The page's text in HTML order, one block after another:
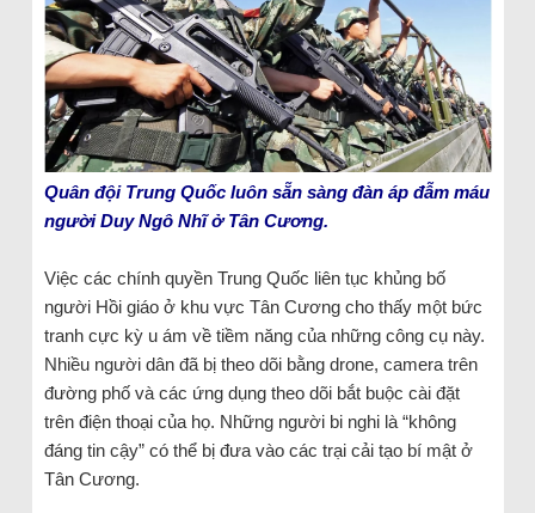
Quân đội Trung Quốc luôn sẵn sàng đàn áp đẫm máu
người Duy Ngô Nhĩ ở Tân Cương.
Việc các chính quyền Trung Quốc liên tục khủng bố
người Hồi giáo ở khu vực Tân Cương cho thấy một bức
tranh cực kỳ u ám về tiềm năng của những công cụ này.
Nhiều người dân đã bị theo dõi bằng drone, camera trên
đường phố và các ứng dụng theo dõi bắt buộc cài đặt
trên điện thoại của họ. Những người bi nghi là “không
đáng tin cậy” có thể bị đưa vào các trại cải tạo bí mật ở
Tân Cương.